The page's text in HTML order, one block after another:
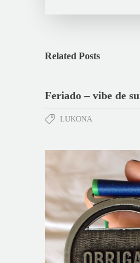
Related Posts
Feriado – vibe de
LUKONA